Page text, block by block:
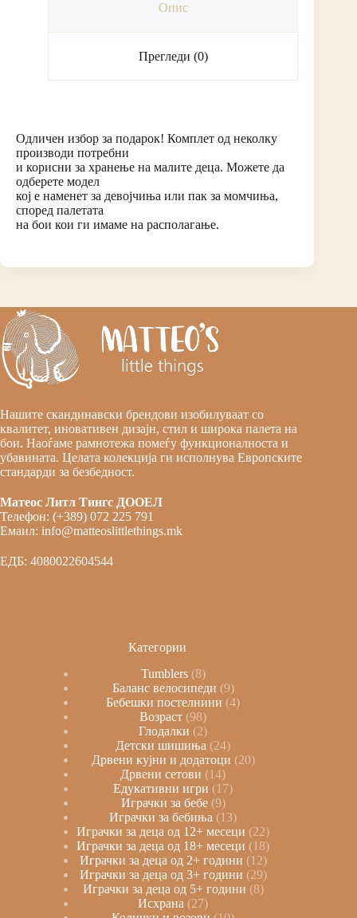
Опис
Прегледи (0)
Одличен избор за подарок! Комплет од неколку
производи потребни
и корисни за хранење на малите деца. Можете да
одберете модел
кој е наменет за девојчиња или пак за момчиња,
според палетата
на бои кои ги имаме на располагање.
Нашите скандинавски брендови изобилуваат со
квалитет, иновативен дизајн, стил и широка палета на
бои. Наоѓаме рамнотежа помеѓу функционалноста и
убавината. Целата колекција ги исполнува Европските
стандарди за безбедност.
Матеос Литл Тингс ДООЕЛ
Телефон: (+389) 072 225 791
Емаил: info@matteoslittlethings.mk
ЕДБ: 4080022604544
Категории
Tumblers 8
Баланс велосипеди 9
Бебешки постелнини 4
Возраст 98
Глодалки
2
Детски шишиња
24
Дрвени кујни и додатоци 20
Дрвени сетови
14
Едукативни игри
17
Играчки за бебе 9
Играчки за бебиња
13
Играчки за деца од 12+ месеци
22
Играчки за деца од 18+ месеци
18
Играчки за деца од 2+ години 12
Играчки за деца од 3+ години 29
Играчки за деца од 5+ години 8
Исхрана
27